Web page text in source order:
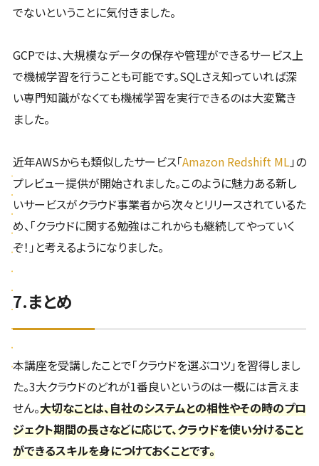
でないということに気付きました。
GCPでは、大規模なデータの保存や管理ができるサービス上
で機械学習を行うことも可能です。SQLさえ知っていれば深
い専門知識がなくても機械学習を実行できるのは大変驚き
ました。
近年AWSからも類似したサービス「Amazon Redshift ML」の
プレビュー提供が開始されました。このように魅力ある新し
いサービスがクラウド事業者から次々とリリースされているた
め、「クラウドに関する勉強はこれからも継続してやっていく
ぞ！」と考えるようになりました。
7.まとめ
本講座を受講したことで「クラウドを選ぶコツ」を習得しまし
た。3大クラウドのどれが1番良いというのは一概には言えま
せん。大切なことは、自社のシステムとの相性やその時のプロ
ジェクト期間の長さなどに応じて、クラウドを使い分けること
ができるスキルを身につけておくことです。